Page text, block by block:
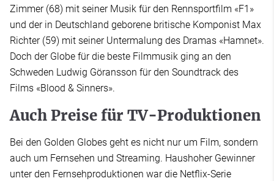
Zimmer (68) mit seiner Musik für den Rennsportfilm «F1»
und der in Deutschland geborene britische Komponist Max
Richter (59) mit seiner Untermalung des Dramas «Hamnet».
Doch der Globe für die beste Filmmusik ging an den
Schweden Ludwig Göransson für den Soundtrack des
Films «Blood & Sinners».
Auch Preise für TV-Produktionen
Bei den Golden Globes geht es nicht nur um Film, sondern
auch um Fernsehen und Streaming. Haushoher Gewinner
unter den Fernsehproduktionen war die Netflix-Serie